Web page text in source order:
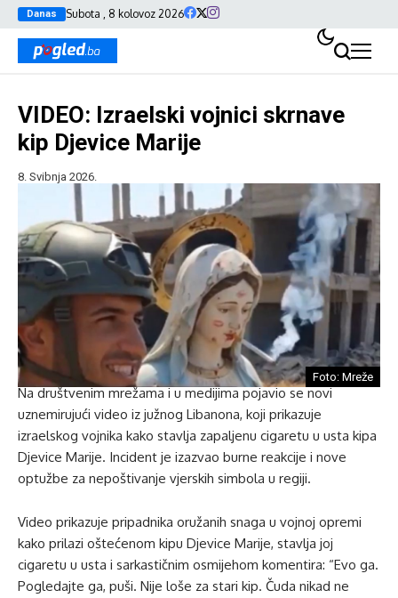
Danas Subota , 8 kolovoz 2026
VIDEO: Izraelski vojnici skrnave
kip Djevice Marije
8. Svibnja 2026.
Foto: Mreže
Na društvenim mrežama i u medijima pojavio se novi
uznemirujući video iz južnog Libanona, koji prikazuje
izraelskog vojnika kako stavlja zapaljenu cigaretu u usta kipa
Djevice Marije. Incident je izazvao burne reakcije i nove
optužbe za nepoštivanje vjerskih simbola u regiji.
Video prikazuje pripadnika oružanih snaga u vojnoj opremi
kako prilazi oštećenom kipu Djevice Marije, stavlja joj
cigaretu u usta i sarkastičnim osmijehom komentira: “Evo ga.
Pogledajte ga, puši. Nije loše za stari kip. Čuda nikad ne